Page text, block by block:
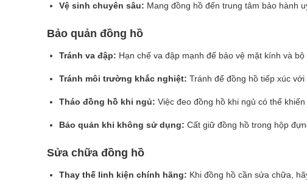
Vệ sinh chuyên sâu: Mang đồng hồ đến trung tâm bảo hành
Bảo quản đồng hồ
Tránh va đập: Hạn chế va đập mạnh để bảo vệ mặt kính và bộ
Tránh môi trường khắc nghiệt: Tránh để đồng hồ tiếp xúc
Tháo đồng hồ khi ngủ: Việc đeo đồng hồ khi ngủ có thể
Bảo quản khi không sử dụng: Cất giữ đồng hồ trong hộp
Sửa chữa đồng hồ
Thay thế linh kiện chính hãng: Khi đồng hồ cần sửa chữa,